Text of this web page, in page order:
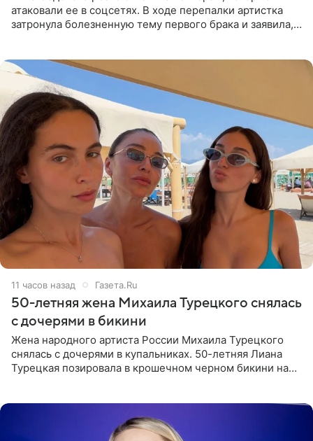
атаковали ее в соцсетях. В ходе перепалки артистка
затронула болезненную тему первого брака и заявила,
11 часов назад Газета.Ru
50-летняя жена Михаила Турецкого снялась
с дочерями в бикини
Жена народного артиста России Михаила Турецкого
снялась с дочерями в купальниках. 50-летняя Лиана
Турецкая позировала в крошечном черном бикини на